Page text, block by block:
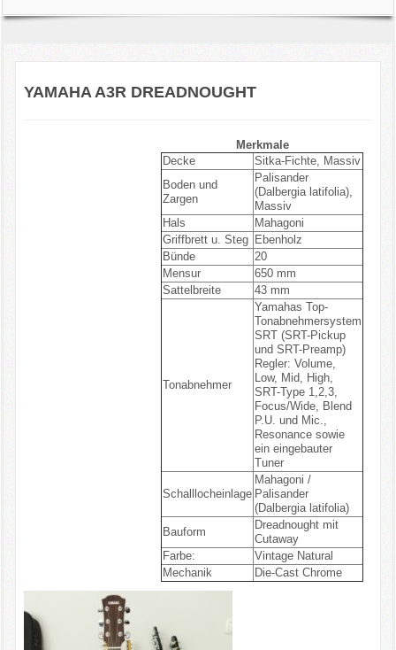
YAMAHA A3R DREADNOUGHT
Merkmale
Decke
Sitka-Fichte, Massiv
Boden und
Zargen
Palisander
(Dalbergia latifolia),
Massiv
Hals
Mahagoni
Griffbrett u. Steg Ebenholz
Bünde
20
Mensur
650 mm
Sattelbreite
43 mm
Tonabnehmer
Yamahas Top-
Tonabnehmersystem
SRT (SRT-Pickup
und SRT-Preamp)
Regler: Volume,
Low, Mid, High,
SRT-Type 1,2,3,
Focus/Wide, Blend
P.U. und Mic.,
Resonance sowie
ein eingebauter
Tuner
Schalllocheinlage
Mahagoni /
Palisander
(Dalbergia latifolia)
Bauform
Dreadnought mit
Cutaway
Farbe:
Vintage Natural
Mechanik
Die-Cast Chrome